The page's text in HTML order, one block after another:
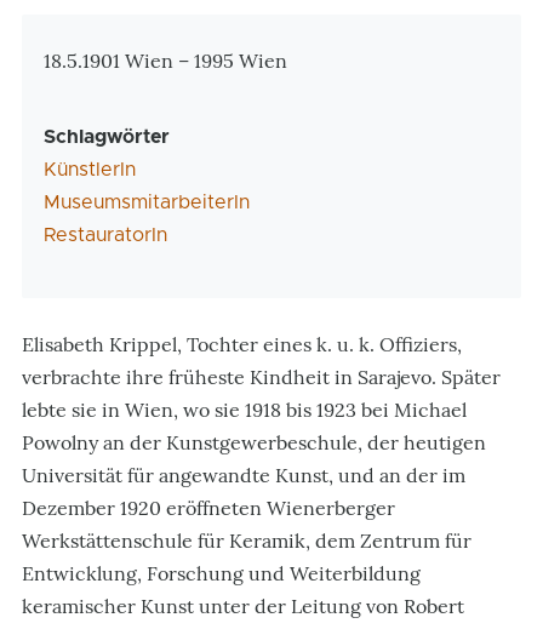
Zusatzinformationen
18.5.1901 Wien – 1995 Wien
Schlagwörter
KünstlerIn
MuseumsmitarbeiterIn
RestauratorIn
Elisabeth Krippel, Tochter eines k. u. k. Offiziers,
verbrachte ihre früheste Kindheit in Sarajevo. Später
lebte sie in Wien, wo sie 1918 bis 1923 bei Michael
Powolny an der Kunstgewerbeschule, der heutigen
Universität für angewandte Kunst, und an der im
Dezember 1920 eröffneten Wienerberger
Werkstättenschule für Keramik, dem Zentrum für
Entwicklung, Forschung und Weiterbildung
keramischer Kunst unter der Leitung von Robert